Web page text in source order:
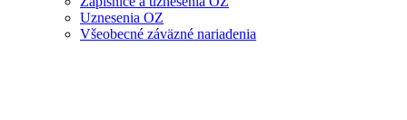
Uznesenia OZ
Všeobecné záväzné nariadenia